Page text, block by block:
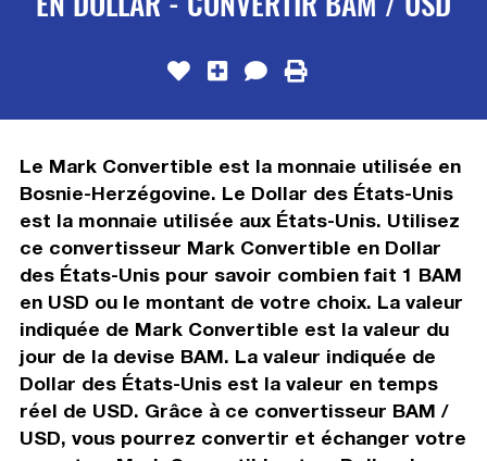
Le Mark Convertible est la monnaie utilisée en
Bosnie-Herzégovine. Le Dollar des États-Unis
est la monnaie utilisée aux États-Unis. Utilisez
ce convertisseur Mark Convertible en Dollar
des États-Unis pour savoir combien fait 1 BAM
en USD ou le montant de votre choix. La valeur
indiquée de Mark Convertible est la valeur du
jour de la devise BAM. La valeur indiquée de
Dollar des États-Unis est la valeur en temps
réel de USD. Grâce à ce convertisseur BAM /
USD, vous pourrez convertir et échanger votre